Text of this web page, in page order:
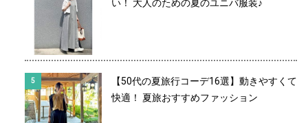
い！ 大人のための夏のユニバ服装♪
【50代の夏旅行コーデ16選】動きやすくて
快適！ 夏旅おすすめファッション